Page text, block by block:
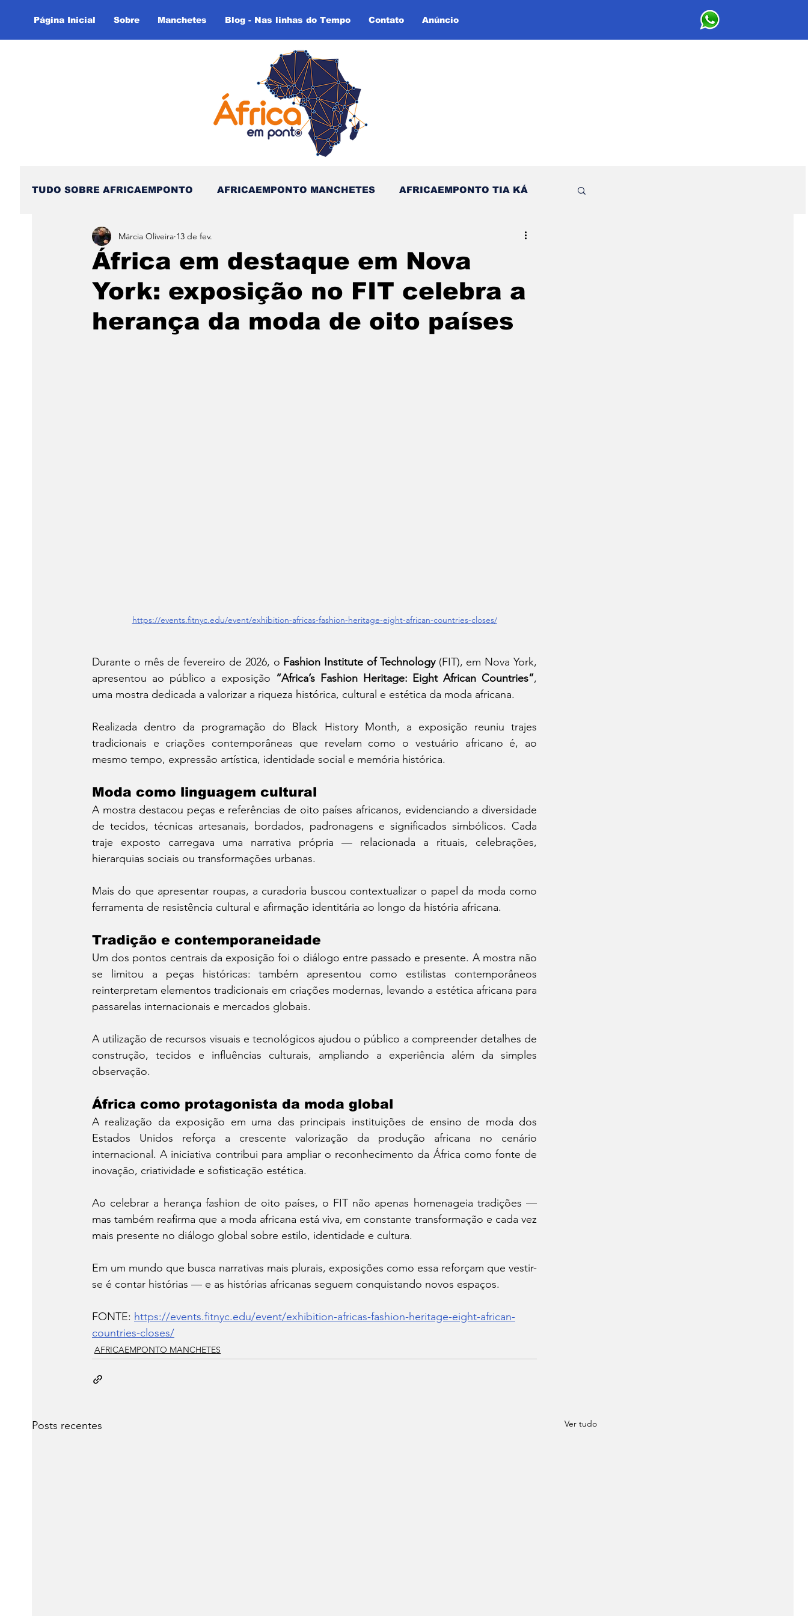
Página Inicial Sobre Manchetes Blog - Nas linhas do Tempo Contato Anúncio
TUDO SOBRE AFRICAEMPONTO AFRICAEMPONTO MANCHETES AFRICAEMPONTO TIA KÁ
Nas Linhas do Tempo - (Blog)
África em destaque em Nova
York: exposição no FIT celebra a
herança da moda de oito países
Márcia Oliveira 13 de fev.
https://events.fitnyc.edu/event/exhibition-africas-fashion-heritage-eight-african-countries-closes/
Durante o mês de fevereiro de 2026, o Fashion Institute of Technology (FIT), em Nova York,
apresentou ao público a exposição “Africa’s Fashion Heritage: Eight African Countries”,
uma mostra dedicada a valorizar a riqueza histórica, cultural e estética da moda africana.
Realizada dentro da programação do Black History Month, a exposição reuniu trajes
tradicionais e criações contemporâneas que revelam como o vestuário africano é, ao
mesmo tempo, expressão artística, identidade social e memória histórica.
Moda como linguagem cultural
A mostra destacou peças e referências de oito países africanos, evidenciando a diversidade
de tecidos, técnicas artesanais, bordados, padronagens e significados simbólicos. Cada
traje exposto carregava uma narrativa própria — relacionada a rituais, celebrações,
hierarquias sociais ou transformações urbanas.
Mais do que apresentar roupas, a curadoria buscou contextualizar o papel da moda como
ferramenta de resistência cultural e afirmação identitária ao longo da história africana.
Tradição e contemporaneidade
Um dos pontos centrais da exposição foi o diálogo entre passado e presente. A mostra não
se limitou a peças históricas: também apresentou como estilistas contemporâneos
reinterpretam elementos tradicionais em criações modernas, levando a estética africana para
passarelas internacionais e mercados globais.
A utilização de recursos visuais e tecnológicos ajudou o público a compreender detalhes de
construção, tecidos e influências culturais, ampliando a experiência além da simples
observação.
África como protagonista da moda global
A realização da exposição em uma das principais instituições de ensino de moda dos
Estados Unidos reforça a crescente valorização da produção africana no cenário
internacional. A iniciativa contribui para ampliar o reconhecimento da África como fonte de
inovação, criatividade e sofisticação estética.
Ao celebrar a herança fashion de oito países, o FIT não apenas homenageia tradições —
mas também reafirma que a moda africana está viva, em constante transformação e cada vez
mais presente no diálogo global sobre estilo, identidade e cultura.
Em um mundo que busca narrativas mais plurais, exposições como essa reforçam que vestir-
se é contar histórias — e as histórias africanas seguem conquistando novos espaços.
FONTE: https://events.fitnyc.edu/event/exhibition-africas-fashion-heritage-eight-african-
countries-closes/
AFRICAEMPONTO MANCHETES
Posts recentes Ver tudo